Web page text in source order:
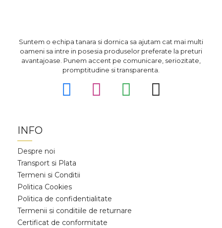
Suntem o echipa tanara si dornica sa ajutam cat mai multi
oameni sa intre in posesia produselor preferate la preturi
avantajoase. Punem accent pe comunicare, seriozitate,
promptitudine si transparenta.
INFO
Despre noi
Transport si Plata
Termeni si Conditii
Politica Cookies
Politica de confidentialitate
Termenii si conditiile de returnare
Certificat de conformitate